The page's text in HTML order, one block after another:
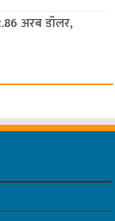
अरब डॉलर,